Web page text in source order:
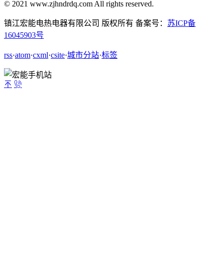
© 2021 www.zjhndrdq.com All rights reserved.
镇江宏能电热电器有限公司 版权所有 备案号： 苏ICP备
16045903号
rss·atom·cxml·csite·城市分站·标签
 